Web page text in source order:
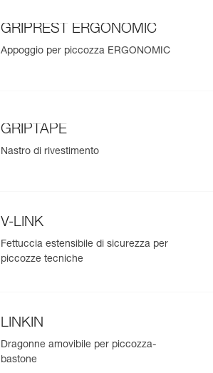
GRIPREST ERGONOMIC
Appoggio per piccozza ERGONOMIC
GRIPTAPE
Nastro di rivestimento
V-LINK
Fettuccia estensibile di sicurezza per
piccozze tecniche
LINKIN
Dragonne amovibile per piccozza-
bastone